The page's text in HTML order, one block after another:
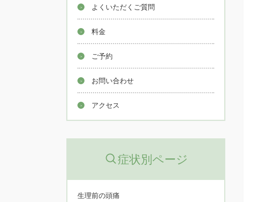
よくいただくご質問
料金
ご予約
お問い合わせ
アクセス
症状別ページ
生理前の頭痛